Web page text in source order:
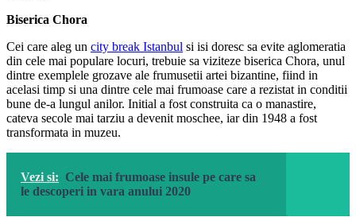
Biserica Chora
Cei care aleg un city break Istanbul si isi doresc sa evite aglomeratia
din cele mai populare locuri, trebuie sa viziteze biserica Chora, unul
dintre exemplele grozave ale frumusetii artei bizantine, fiind in
acelasi timp si una dintre cele mai frumoase care a rezistat in conditii
bune de-a lungul anilor. Initial a fost construita ca o manastire,
cateva secole mai tarziu a devenit moschee, iar din 1948 a fost
transformata in muzeu.
Vezi si: Cele mai frumoase insule pe care sa
le descoperi in vara anului 2020